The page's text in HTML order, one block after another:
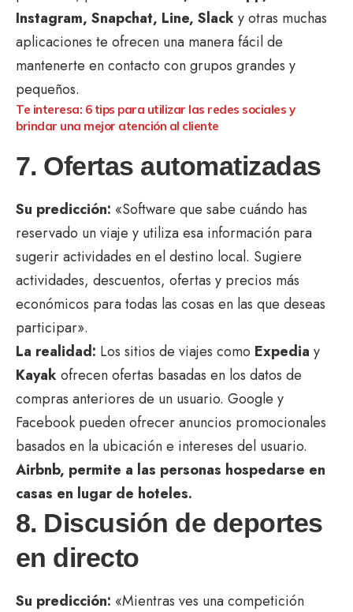
Instagram, Snapchat, Line, Slacky otras muchas
aplicaciones te ofrecen una manera fácil de
mantenerte en contacto con grupos grandes y
pequeños.
Te interesa: 6 tips para utilizar las redes sociales y
brindar una mejor atención al cliente
7. Ofertas automatizadas
Su predicción: «Software que sabe cuándo has
reservado un viaje y utiliza esa información para
sugerir actividades en el destino local. Sugiere
actividades, descuentos, ofertas y precios más
económicos para todas las cosas en las que deseas
participar».
La realidad: Los sitios de viajes como Expedia y
Kayakofrecen ofertas basadas en los datos de
compras anteriores de un usuario. Google y
Facebook pueden ofrecer anuncios promocionales
basados ​​en la ubicación e intereses del usuario.
Airbnb, permite a las personas hospedarse en
casas en lugar de hoteles.
8. Discusión de deportes
en directo
Su predicción: «Mientras ves una competición